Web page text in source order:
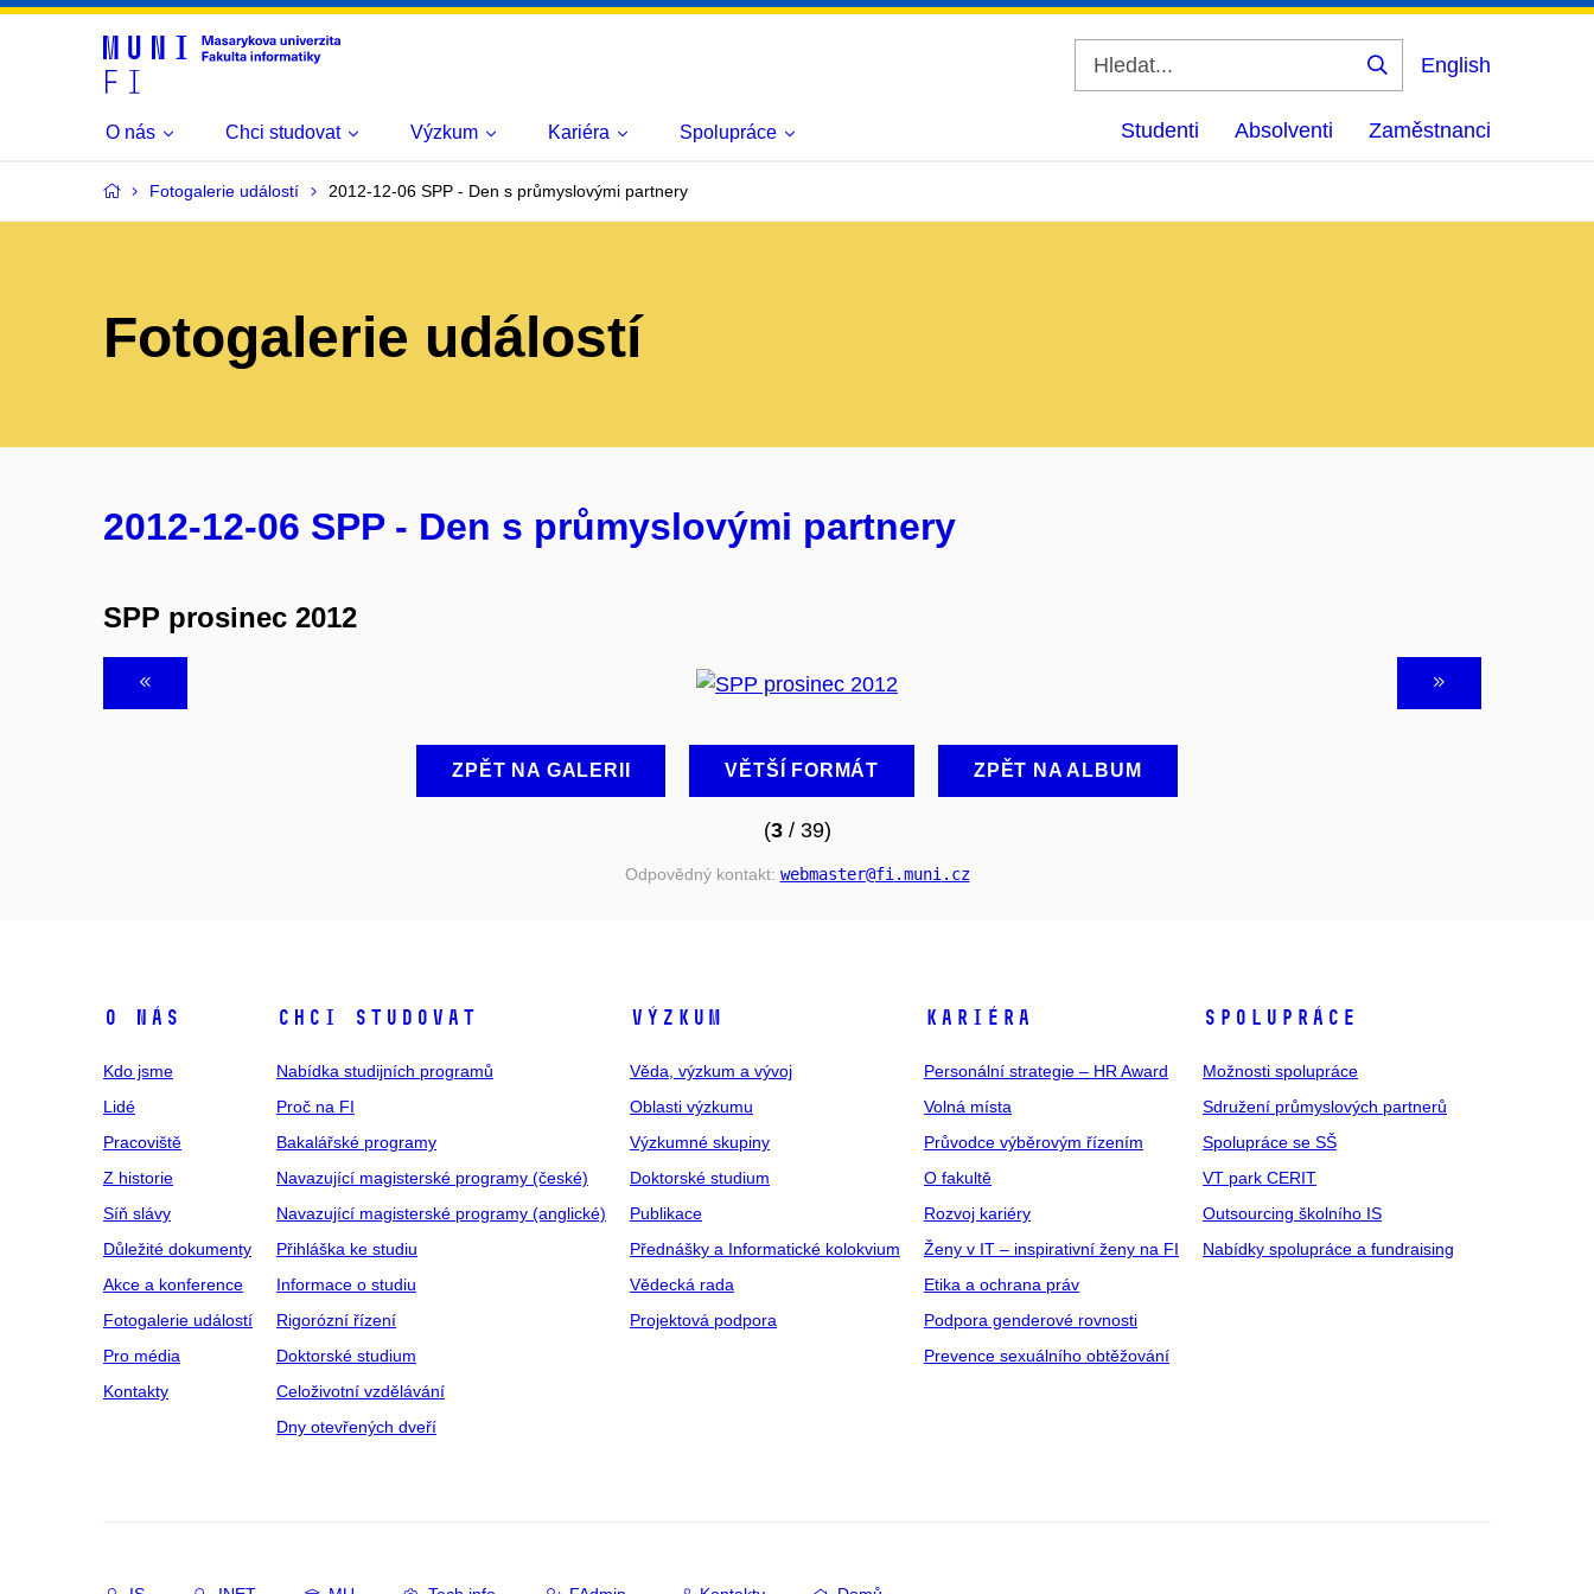
Vyhledat
English
O nás Chci studovat Výzkum Kariéra Spolupráce Studenti Absolventi Zaměstnanci
Fotogalerie událostí 2012-12-06 SPP - Den s průmyslovými partnery
Fotogalerie událostí
2012-12-06 SPP - Den s průmyslovými partnery
SPP prosinec 2012
ZPĚT NA GALERII VĚTŠÍ FORMÁT ZPĚT NA ALBUM
(3/ 39)
Odpovědný kontakt: webmaster@fi .muni .cz
O NÁS
Kdo jsme
Lidé
Pracoviště
Z historie
Síň slávy
Důležité dokumenty
Akce a konference
Fotogalerie událostí
Pro média
Kontakty
CHCI STUDOVAT
Nabídka studijních programů
Proč na FI
Bakalářské programy
Navazující magisterské programy (české)
Navazující magisterské programy (anglické)
Přihláška ke studiu
Informace o studiu
Rigorózní řízení
Doktorské studium
Celoživotní vzdělávání
Dny otevřených dveří
VÝZKUM
Věda, výzkum a vývoj
Oblasti výzkumu
Výzkumné skupiny
Doktorské studium
Publikace
Přednášky a Informatické kolokvium
Vědecká rada
Projektová podpora
KARIÉRA
Personální strategie – HR Award
Volná místa
Průvodce výběrovým řízením
O fakultě
Rozvoj kariéry
Ženy v IT – inspirativní ženy na FI
Etika a ochrana práv
Podpora genderové rovnosti
Prevence sexuálního obtěžování
SPOLUPRÁCE
Možnosti spolupráce
Sdružení průmyslových partnerů
Spolupráce se SŠ
VT park CERIT
Outsourcing školního IS
Nabídky spolupráce a fundraising